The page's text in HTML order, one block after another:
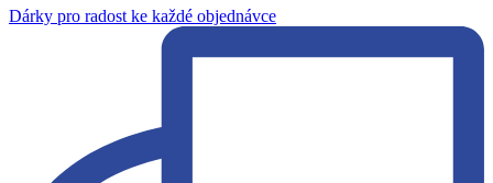
Dárky pro radost ke každé objednávce